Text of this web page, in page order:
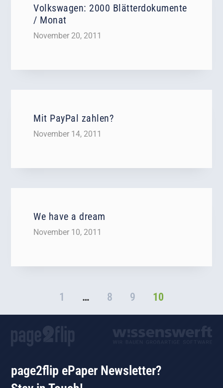
Volkswagen: 2000 Blätterdokumente
/ Monat
November 20, 2011
Mit PayPal zahlen?
November 14, 2011
We have a dream
November 10, 2011
1 … 8 9 10
page2flip ePaper Newsletter?